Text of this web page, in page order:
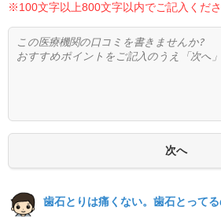
※100文字以上800文字以内でご記入くだ
歯石とりは痛くない。歯石とって